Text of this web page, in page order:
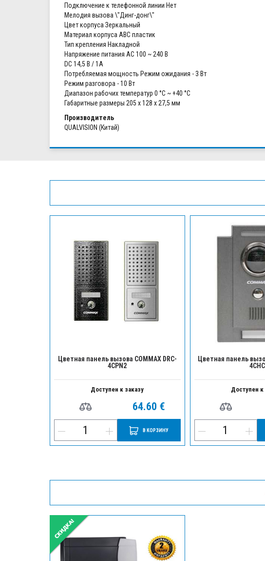
Подключение к телефонной линии Нет
Мелодия вызова \"Динг-донг\"
Цвет корпуса Зеркальный
Материал корпуса ABC пластик
Тип крепления Накладной
Напряжение питания АС 100 ~ 240 В
DC 14,5 В / 1А
Потребляемая мощность Режим ожидания - 3 Вт
Режим разговора - 10 Вт
Диапазон рабочих температур 0 °С ~ +40 °С
Габаритные размеры 205 x 128 x 27,5 мм
Производитель
QUALVISION (Китай)
Цветная панель вызова COMMAX DRC-
4CPN2
Доступен к заказу
64.60 €
В КОРЗИНУ
Цветная панель
4CHC
Доступен к